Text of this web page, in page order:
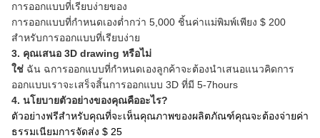
การออกแบบที่เรียบง่ายของ
การออกแบบที่กำหนดเองต่ำกว่า 5,000 ชิ้นค่าแม่พิมพ์เพียง $ 200
สำหรับการออกแบบที่เรียบง่าย
3. คุณเสนอ 3D drawing หรือไม่
ใช่ ฉัน ฉการออกแบบที่กำหนดเองลูกค้าจะต้องนำเสนอแนวคิดการ
ออกแบบเราจะเสร็จสิ้นการออกแบบ 3D ที่มี 5-7hours
4. นโยบายตัวอย่างของคุณคืออะไร?
ตัวอย่างฟรีสำหรับคุณที่จะเห็นคุณภาพของผลิตภัณฑ์คุณจะต้องจ่ายค่า
ธรรมเนียมการจัดส่ง $ 25